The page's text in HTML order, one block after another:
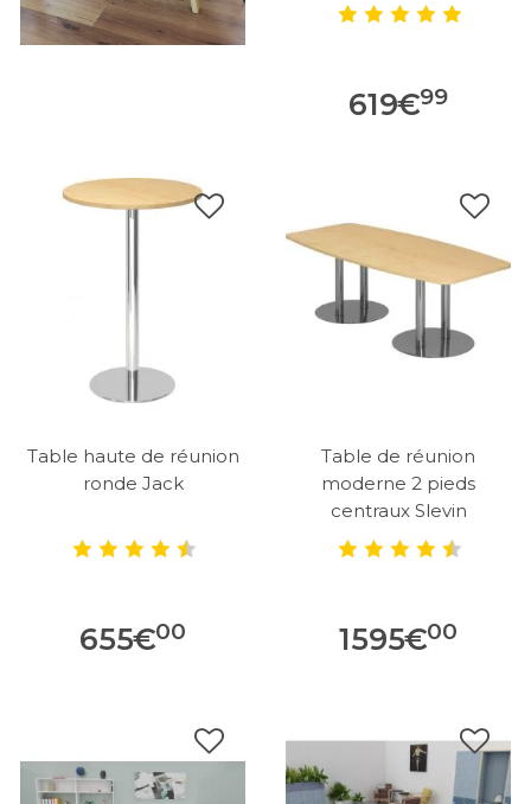
619€99
Table haute de réunion
ronde Jack
655€00
Table de réunion
moderne 2 pieds
centraux Slevin
1595€00